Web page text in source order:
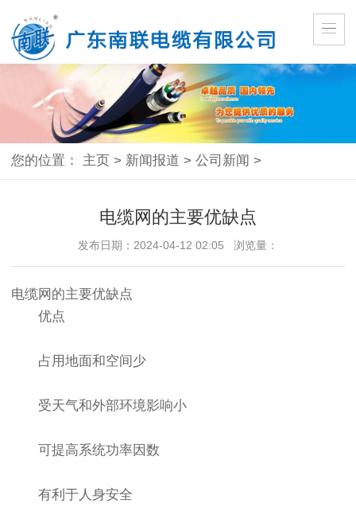
您的位置： 主页 > 新闻报道 > 公司新闻 >
电缆网的主要优缺点
发布日期：2024-04-12 02:05 浏览量：
电缆网的主要优缺点
优点
占用地面和空间少
受天气和外部环境影响小
可提高系统功率因数
有利于人身安全